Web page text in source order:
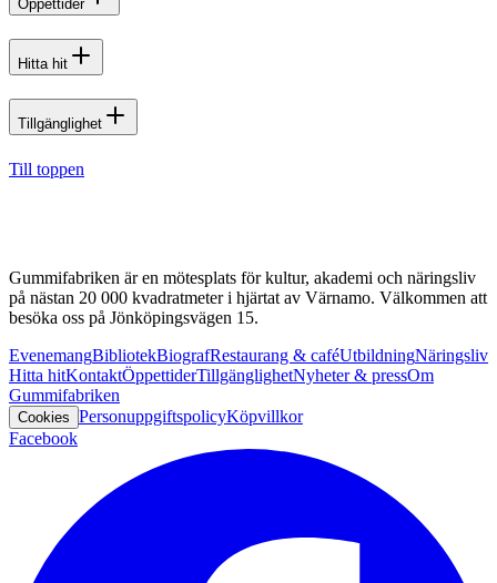
Öppettider
Hitta hit
Tillgänglighet
Till toppen
Gummifabriken är en mötesplats för kultur, akademi och näringsliv
på nästan 20 000 kvadratmeter i hjärtat av Värnamo. Välkommen att
besöka oss på Jönköpingsvägen 15.
EvenemangBibliotekBiografRestaurang & caféUtbildningNäringsliv
Hitta hitKontaktÖppettiderTillgänglighetNyheter & pressOm
Gummifabriken
Cookies PersonuppgiftspolicyKöpvillkor
Facebook